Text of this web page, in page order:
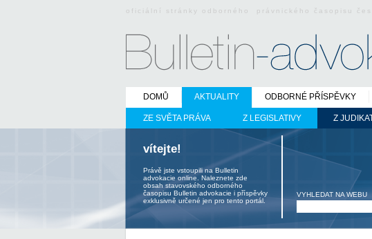
oficiální stránky odborného právnického časopisu
DOMŮ AKTUALITY
ZE SVĚTA PRÁVA Z LEGISLATIVY Z
ODBORNÉ PŘÍSPĚVKY
vítejte!
Právě jste vstoupili na Bulletin
advokacie online. Naleznete zde
obsah stavovského odborného
časopisu Bulletin advokacie i příspěvky
exklusivně určené jen pro tento portál.
VYHLEDAT NA WEBU